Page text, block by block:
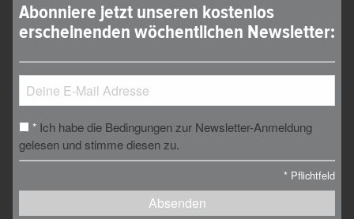
Abonniere jetzt unseren kostenlos
erscheinenden wöchentlichen Newsletter:
* Ich habe die Bedingungen zur Newsletter-Anmeldung
gelesen und stimme diesen zu.
* Pflichtfeld
Absenden